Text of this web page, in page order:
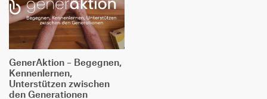
GenerAktion – Begegnen,
Kennenlernen,
Unterstützen zwischen
den Generationen